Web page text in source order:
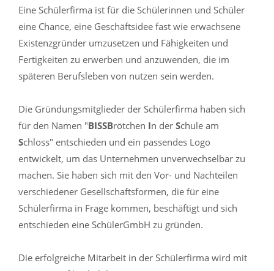
Eine Schülerfirma ist für die Schülerinnen und Schüler
eine Chance, eine Geschäftsidee fast wie erwachsene
Existenzgründer umzusetzen und Fähigkeiten und
Fertigkeiten zu erwerben und anzuwenden, die im
späteren Berufsleben von nutzen sein werden.
Die Gründungsmitglieder der Schülerfirma haben sich
für den Namen "BISSBrötchen In der Schule am
Schloss" entschieden und ein passendes Logo
entwickelt, um das Unternehmen unverwechselbar zu
machen. Sie haben sich mit den Vor- und Nachteilen
verschiedener Gesellschaftsformen, die für eine
Schülerfirma in Frage kommen, beschäftigt und sich
entschieden eine SchülerGmbH zu gründen.
Die erfolgreiche Mitarbeit in der Schülerfirma wird mit